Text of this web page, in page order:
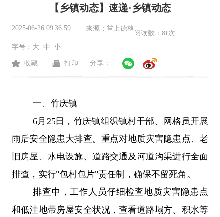
【乡镇动态】速递·乡镇动态
2025-06-26 09:36:59 来源： 掌上德格
阅读数： 81次
字号： 大 中 小
收藏 打印 分享：
一、 竹庆镇
6 月 25日，竹庆镇组织镇村干部、网格员开展
雨后安全隐患大排查。重点对地质灾害隐患点、老
旧房屋、水电设施、道路交通及河道沟渠进行全面
排查，实行"包村包片"责任制，确保不留死角。
排查中，工作人员仔细检查地质灾害隐患点
和低洼地带房屋安全状况，查看道路塌方、积水等